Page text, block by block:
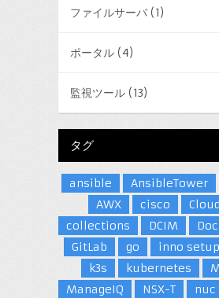
ファイルサーバ(1)
ポータル(4)
監視ツール(13)
タグ
ansible AnsibleTower
AWX
cisco
collections
DCIM
GitLab
go inno setup
k3s
kubernetes
ManageIQ
NSX-T nuc